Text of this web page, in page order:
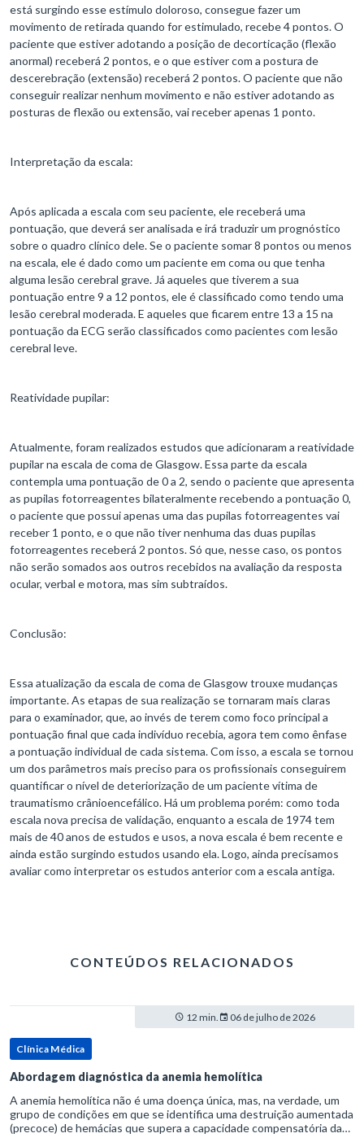
está surgindo esse estímulo doloroso, consegue fazer um
movimento de retirada quando for estimulado, recebe 4 pontos. O
paciente que estiver adotando a posição de decorticação (flexão
anormal) receberá 2 pontos, e o que estiver com a postura de
descerebração (extensão) receberá 2 pontos. O paciente que não
conseguir realizar nenhum movimento e não estiver adotando as
posturas de flexão ou extensão, vai receber apenas 1 ponto.
Interpretação da escala:
Após aplicada a escala com seu paciente, ele receberá uma
pontuação, que deverá ser analisada e irá traduzir um prognóstico
sobre o quadro clínico dele. Se o paciente somar 8 pontos ou menos
na escala, ele é dado como um paciente em coma ou que tenha
alguma lesão cerebral grave. Já aqueles que tiverem a sua
pontuação entre 9 a 12 pontos, ele é classificado como tendo uma
lesão cerebral moderada. E aqueles que ficarem entre 13 a 15 na
pontuação da ECG serão classificados como pacientes com lesão
cerebral leve.
Reatividade pupilar:
Atualmente, foram realizados estudos que adicionaram a reatividade
pupilar na escala de coma de Glasgow. Essa parte da escala
contempla uma pontuação de 0 a 2, sendo o paciente que apresenta
as pupilas fotorreagentes bilateralmente recebendo a pontuação 0,
o paciente que possui apenas uma das pupilas fotorreagentes vai
receber 1 ponto, e o que não tiver nenhuma das duas pupilas
fotorreagentes receberá 2 pontos. Só que, nesse caso, os pontos
não serão somados aos outros recebidos na avaliação da resposta
ocular, verbal e motora, mas sim subtraídos.
Conclusão:
Essa atualização da escala de coma de Glasgow trouxe mudanças
importante. As etapas de sua realização se tornaram mais claras
para o examinador, que, ao invés de terem como foco principal a
pontuação final que cada indivíduo recebia, agora tem como ênfase
a pontuação individual de cada sistema. Com isso, a escala se tornou
um dos parâmetros mais preciso para os profissionais conseguirem
quantificar o nível de deteriorização de um paciente vítima de
traumatismo crânioencefálico. Há um problema porém: como toda
escala nova precisa de validação, enquanto a escala de 1974 tem
mais de 40 anos de estudos e usos, a nova escala é bem recente e
ainda estão surgindo estudos usando ela. Logo, ainda precisamos
avaliar como interpretar os estudos anterior com a escala antiga.
CONTEÚDOS RELACIONADOS
12 min. 06 de julho de 2026
Clínica Médica
Abordagem diagnóstica da anemia hemolítica
A anemia hemolítica não é uma doença única, mas, na verdade, um
grupo de condições em que se identifica uma destruição aumentada
(precoce) de hemácias que supera a capacidade compensatória da